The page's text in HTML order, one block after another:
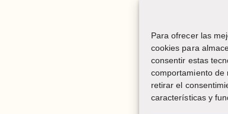
Para ofrecer las
cookies para
consentir estas
comportamiento de
retirar el
características y